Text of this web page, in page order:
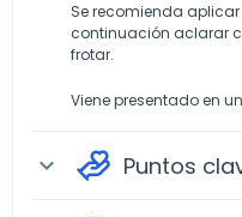
Se recomienda
continuación aclarar
frotar.
Viene presentado en
expand_more Puntos